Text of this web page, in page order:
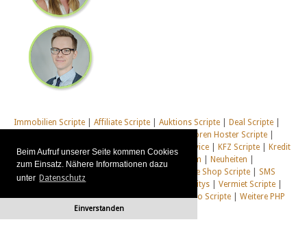
Beim Aufruf unserer Seite kommen Cookies
zum Einsatz. Nähere Informationen dazu
unter Datenschutz
Einverstanden
Immobilien Scripte Affiliate Scripte Auktions Scripte Deal Scripte
Foren Hoster Scripte
Homepage Generator Scripte
Installations Service KFZ Scripte
Kredit
Scripte| Management Scripte| Multi Web System Neuheiten
Newsletter Scripte
Shop & Live Shop Scripte
SMS
Scripte|Social Communitys Tausch Communitys Vermiet Scripte
Webcam Scripte|Webhosting Scripte|Webradio Scripte
Weitere PHP
Alle unsere Systeme